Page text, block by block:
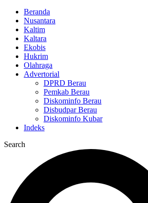
Beranda
Nusantara
Kaltim
Kaltara
Ekobis
Hukrim
Olahraga
Advertorial
DPRD Berau
Pemkab Berau
Diskominfo Berau
Disbudpar Berau
Diskominfo Kubar
Indeks
Search